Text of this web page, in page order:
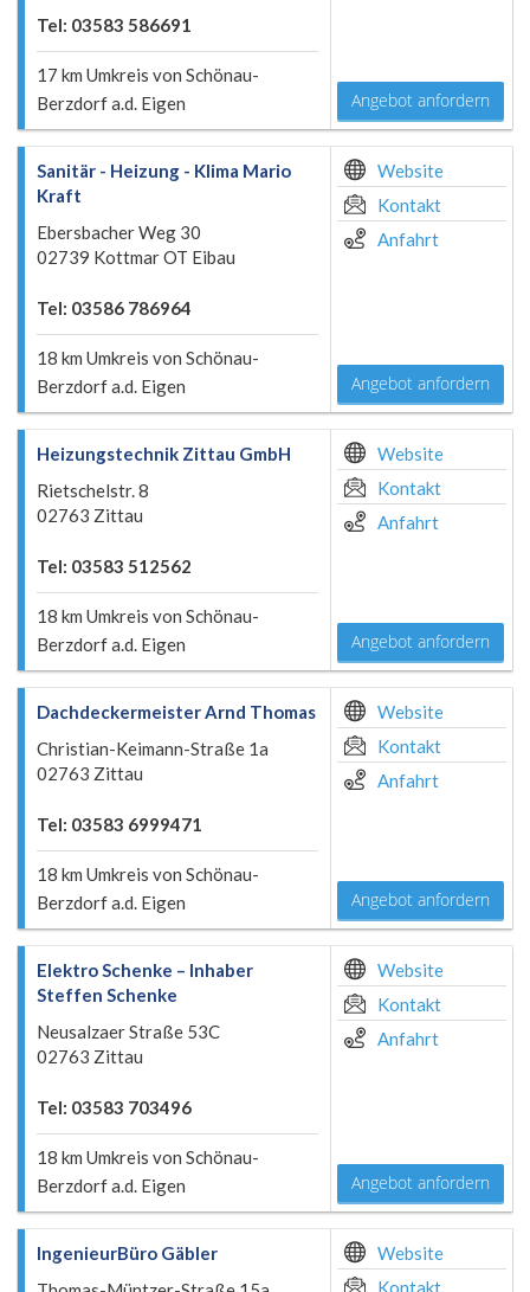
Tel: 03583 586691
17 km Umkreis von Schönau-
Berzdorf a.d. Eigen
Angebot anfordern
Sanitär - Heizung - Klima Mario
Kraft
Ebersbacher Weg 30
02739 Kottmar OT Eibau
Tel: 03586 786964
18 km Umkreis von Schönau-
Berzdorf a.d. Eigen
Website
Kontakt
Anfahrt
Angebot anfordern
Heizungstechnik Zittau GmbH
Rietschelstr. 8
02763 Zittau
Tel: 03583 512562
18 km Umkreis von Schönau-
Berzdorf a.d. Eigen
Website
Kontakt
Anfahrt
Angebot anfordern
Dachdeckermeister Arnd Thomas
Christian-Keimann-Straße 1a
02763 Zittau
Tel: 03583 6999471
18 km Umkreis von Schönau-
Berzdorf a.d. Eigen
Website
Kontakt
Anfahrt
Angebot anfordern
Elektro Schenke – Inhaber
Steffen Schenke
Neusalzaer Straße 53C
02763 Zittau
Tel: 03583 703496
18 km Umkreis von Schönau-
Berzdorf a.d. Eigen
Website
Kontakt
Anfahrt
Angebot anfordern
IngenieurBüro Gäbler
Website
Kontakt